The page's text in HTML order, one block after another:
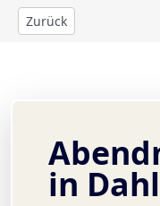
Zurück
in